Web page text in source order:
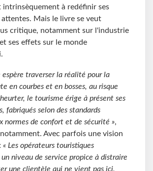
intrinsèquement à redéfinir ses
attentes. Mais le livre se veut
critique, notamment sur l'industrie
ses effets sur le monde
espère traverser la réalité pour la
en courbes et en bosses, au risque
le tourisme érige à présent ses
fabriqués selon des standards
normes de confort et de sécurité »,
Avec parfois une vision
« Les opérateurs touristiques
niveau de service propice à distraire
une clientèle qui ne vient pas ici,